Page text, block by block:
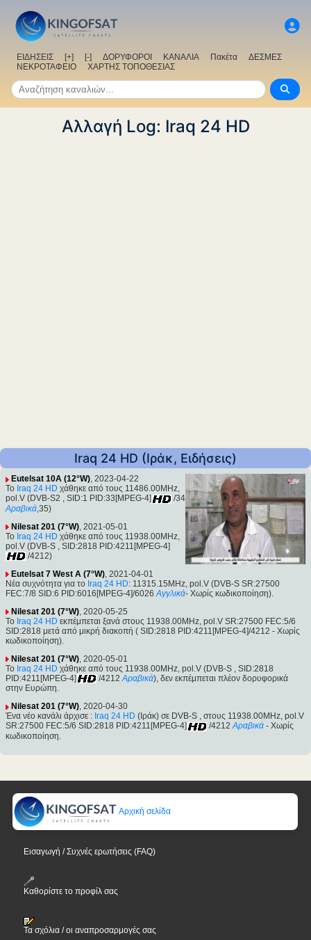
ΕΙΔΗΣΕΙΣ [+] [-] ΔΟΡΥΦΟΡΟΙ ΚΑΝΑΛΙΑ Πακέτα
ΔΕΣΜΕΣ
ΝΕΚΡΟΤΑΦΕΙΟ
ΧΑΡΤΗΣ ΤΟΠΟΘΕΣΙΑΣ
Αλλαγή Log: Iraq 24 HD
Iraq 24 HD (Ιράκ, Ειδήσεις)
Eutelsat 10A (12°W), 2023-04-22
Το Iraq 24 HD χάθηκε από τους 11486.00MHz,
pol.V (DVB-S2 , SID:1 PID:33[MPEG-4]
/34
Αραβικά ,35)
Nilesat 201 (7°W) , 2021-05-01
Το Iraq 24 HD χάθηκε από τους 11938.00MHz,
pol.V (DVB-S , SID:2818 PID:4211[MPEG-4]
/4212)
Eutelsat 7 West A (7°W), 2021-04-01
Νέα συχνότητα για το Iraq 24 HD: 11315.15MHz, pol.V (DVB-S SR:27500
FEC:7/8 SID:6 PID:6016[MPEG-4]/6026 Αγγλικά- Χωρίς κωδικοποίηση).
Nilesat 201 (7°W), 2020-05-25
Το Iraq 24 HD εκπέμπεται ξανά στους 11938.00MHz, pol.V SR:27500 FEC:5/6
SID:2818 μετά από μικρή διακοπή ( SID:2818 PID:4211[MPEG-4]/4212 - Χωρίς
κωδικοποίηση).
Nilesat 201 (7°W), 2020-05-01
Το Iraq 24 HD χάθηκε από τους 11938.00MHz, pol.V (DVB-S , SID:2818
PID:4211[MPEG-4]
/4212 Αραβικά), δεν εκπέμπεται πλέον δορυφορικά
στην Ευρώπη.
Nilesat 201 (7°W), 2020-04-30
Ένα νέο κανάλι άρχισε : Iraq 24 HD (Ιράκ) σε DVB-S , στους 11938.00MHz, pol.V
SR:27500 FEC:5/6 SID:2818 PID:4211[MPEG-4]
/4212 Αραβικά - Χωρίς
κωδικοποίηση.
Αρχική σελίδα
Εισαγωγή / Συχνές ερωτήσεις (FAQ)
Καθορίστε το προφίλ σας
Τα σχόλια / οι αναπροσαρμογές σας